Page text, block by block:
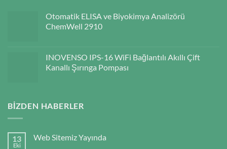
Otomatik ELISA ve Biyokimya Analizörü
ChemWell 2910
INOVENSO IPS-16 WiFi Bağlantılı Akıllı Çift
Kanallı Şırınga Pompası
BIZDEN HABERLER
13
Eki
Web Sitemiz Yayında